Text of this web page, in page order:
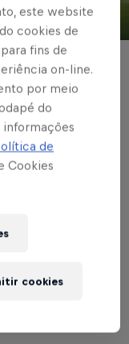
© Red Bull Bragantino
é
UTC
este website
cookies de
fins de
on-line.
por meio
do
informações
de
Cookies
cookies